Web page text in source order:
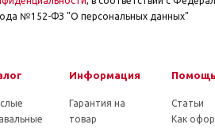
№152-ФЗ "О персональных данных"
Информация
Гарантия на
товар
Помощь
Статьи
Как